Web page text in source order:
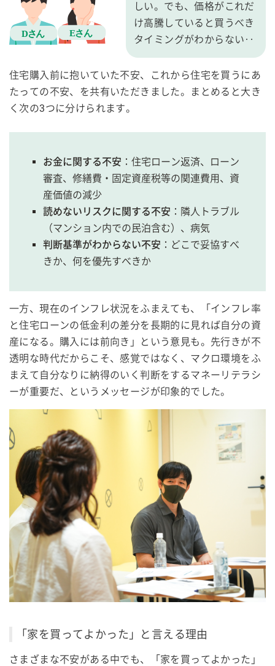
しい。でも、価格がこれだ
け高騰していると買うべき
タイミングがわからない‥
住宅購入前に抱いていた不安、これから住宅を買うにあ
たっての不安、を共有いただきました。まとめると大き
く次の3つに分けられます。
お金に関する不安 ：住宅ローン返済、ローン
審査、修繕費・固定資産税等の関連費用、資
産価値の減少
読めないリスクに関する不安 ：隣人トラブル
（マンション内での民泊含む）、病気
判断基準がわからない不安 ：どこで妥協すべ
きか、何を優先すべきか
一方、現在のインフレ状況をふまえても、「インフレ率
と住宅ローンの低金利の差分を長期的に見れば自分の資
産になる。購入には前向き」という意見も。先行きが不
透明な時代だからこそ、感覚ではなく、マクロ環境をふ
まえて自分なりに納得のいく判断をするマネーリテラシ
ーが重要だ、というメッセージが印象的でした。
「家を買ってよかった」と言える理由
さまざまな不安がある中でも、「家を買ってよかった」